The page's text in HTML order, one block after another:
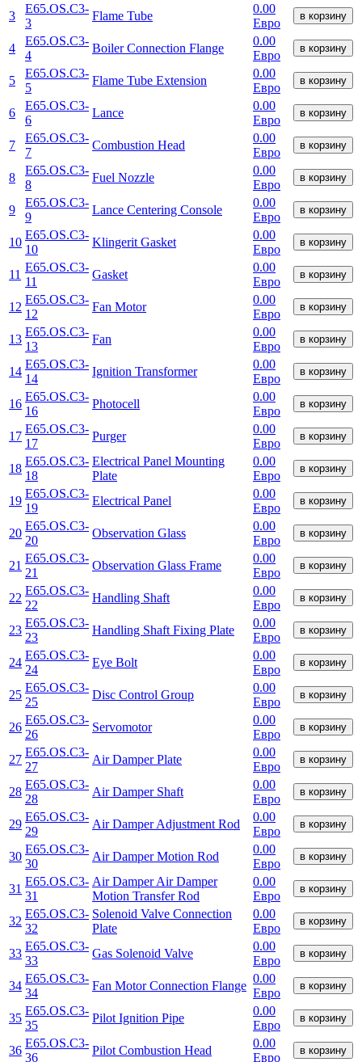
3
E65.OS.C3-
3
Flame Tube
0.00
Евро
в корзину
4
E65.OS.C3-
4
Boiler Connection Flange
0.00
Евро
в корзину
5
E65.OS.C3-
5
Flame Tube Extension
0.00
Евро
в корзину
6
E65.OS.C3-
6
Lance
0.00
Евро
в корзину
7
E65.OS.C3-
7
Combustion Head
0.00
Евро
в корзину
8
E65.OS.C3-
8
Fuel Nozzle
0.00
Евро
в корзину
9
E65.OS.C3-
9
Lance Centering Console
0.00
Евро
в корзину
10
E65.OS.C3-
10
Klingerit Gasket
0.00
Евро
в корзину
11
E65.OS.C3-
11
Gasket
0.00
Евро
в корзину
12
E65.OS.C3-
12
Fan Motor
0.00
Евро
в корзину
13
E65.OS.C3-
13
Fan
0.00
Евро
в корзину
14
E65.OS.C3-
14
Ignition Transformer
0.00
Евро
в корзину
16
E65.OS.C3-
16
Photocell
0.00
Евро
в корзину
17
E65.OS.C3-
17
Purger
0.00
Евро
в корзину
18
E65.OS.C3-
18
Electrical Panel Mounting
Plate
0.00
Евро
в корзину
19
E65.OS.C3-
19
Electrical Panel
0.00
Евро
в корзину
20
E65.OS.C3-
20
Observation Glass
0.00
Евро
в корзину
21
E65.OS.C3-
21
Observation Glass Frame
0.00
Евро
в корзину
22
E65.OS.C3-
22
Handling Shaft
0.00
Евро
в корзину
23
E65.OS.C3-
23
Handling Shaft Fixing Plate
0.00
Евро
в корзину
24
E65.OS.C3-
24
Eye Bolt
0.00
Евро
в корзину
25
E65.OS.C3-
25
Disc Control Group
0.00
Евро
в корзину
26
E65.OS.C3-
26
Servomotor
0.00
Евро
в корзину
27
E65.OS.C3-
27
Air Damper Plate
0.00
Евро
в корзину
28
E65.OS.C3-
28
Air Damper Shaft
0.00
Евро
в корзину
29
E65.OS.C3-
29
Air Damper Adjustment Rod
0.00
Евро
в корзину
30
E65.OS.C3-
30
Air Damper Motion Rod
0.00
Евро
в корзину
31
E65.OS.C3-
31
Air Damper Air Damper
Motion Transfer Rod
0.00
Евро
в корзину
32
E65.OS.C3-
32
Solenoid Valve Connection
Plate
0.00
Евро
в корзину
33
E65.OS.C3-
33
Gas Solenoid Valve
0.00
Евро
в корзину
34
E65.OS.C3-
34
Fan Motor Connection Flange
0.00
Евро
в корзину
35
E65.OS.C3-
35
Pilot Ignition Pipe
0.00
Евро
в корзину
36
E65.OS.C3-
36
Pilot Combustion Head
0.00
Евро
в корзину